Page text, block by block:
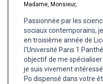
Madame, Monsieur,
Passionnée par les
sociaux contemporains,
en troisième année de
l'Université Paris 1
objectif de me
je suis vivement
Po dispensé dans votre